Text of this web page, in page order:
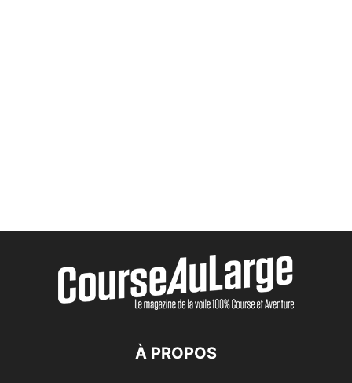
À PROPOS